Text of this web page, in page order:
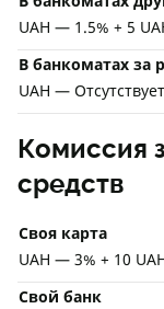
UAH — 1.5% + 5
В банкоматах за
UAH — Отсутствует
Комиссия
средств
Своя карта
UAH — 3% + 10
Свой банк